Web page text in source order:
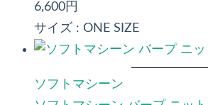
6,600円
サイズ : ONE SIZE
ソフトマシーン